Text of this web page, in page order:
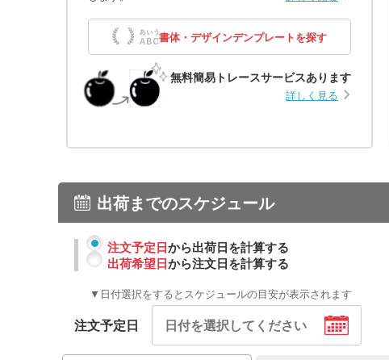
書体・デザインデンプレートを探す
無料簡易トレースサービスあります
詳しく見る
出荷までのスケジュール
注文予定日から出荷日を計算する
出荷希望日から注文日を計算する
▼日付選択をするとスケジュールの目安が表示されます
注文予定日